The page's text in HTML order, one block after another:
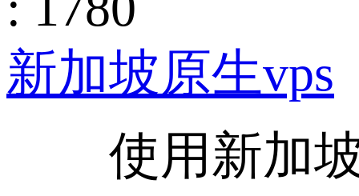
新加坡原生vps
使用新加坡